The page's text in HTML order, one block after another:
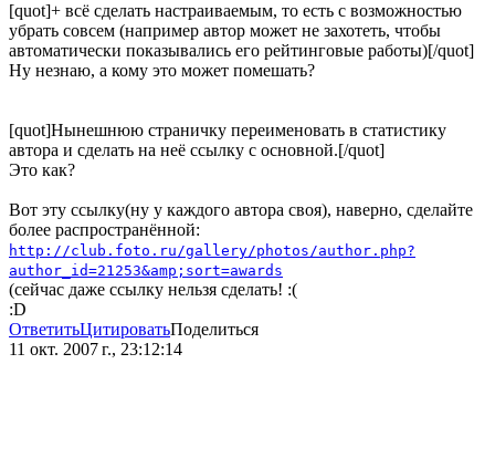
[quot]+ всё сделать настраиваемым, то есть с возможностью
убрать совсем (например автор может не захотеть, чтобы
автоматически показывались его рейтинговые работы)[/quot]
Ну незнаю, а кому это может помешать?
[quot]Нынешнюю страничку переименовать в статистику
автора и сделать на неё ссылку с основной.[/quot]
Это как?
Вот эту ссылку(ну у каждого автора своя), наверно, сделайте
более распространённой:
http://club.foto.ru/gallery/photos/author.php?
author_id=21253&amp;sort=awards
(сейчас даже ссылку нельзя сделать! :(
:D
ОтветитьЦитироватьПоделиться
11 окт. 2007 г., 23:12:14